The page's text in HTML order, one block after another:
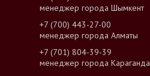
менеджер города Шымкент
+7 (700) 443-27-00
менеджер города Алматы
+7 (701) 804-39-39
менеджер города Караганда